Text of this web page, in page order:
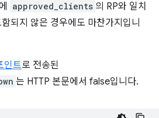
approved_clients 의 RP와 일치
되지 않은 경우에도 마찬가지입니
인트로 전송된
는 HTTP 본문에서 false입니다.